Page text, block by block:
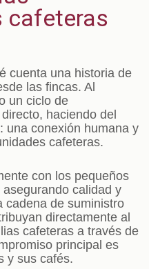
cafeteras
cuenta una historia de
las fincas. Al
un ciclo de
haciendo del
una conexión humana y
cafeteras.
con los pequeños
calidad y
cadena de suministro
directamente al
cafeteras a través de
principal es
y sus cafés.